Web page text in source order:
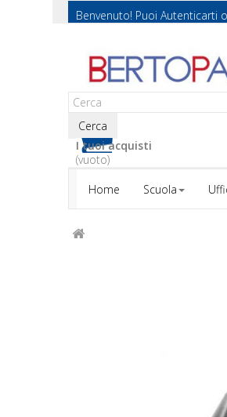
Benvenuto! Puoi Autenticarti o
Cerca
I tuoi acquisti
(vuoto)
Home
Scuola